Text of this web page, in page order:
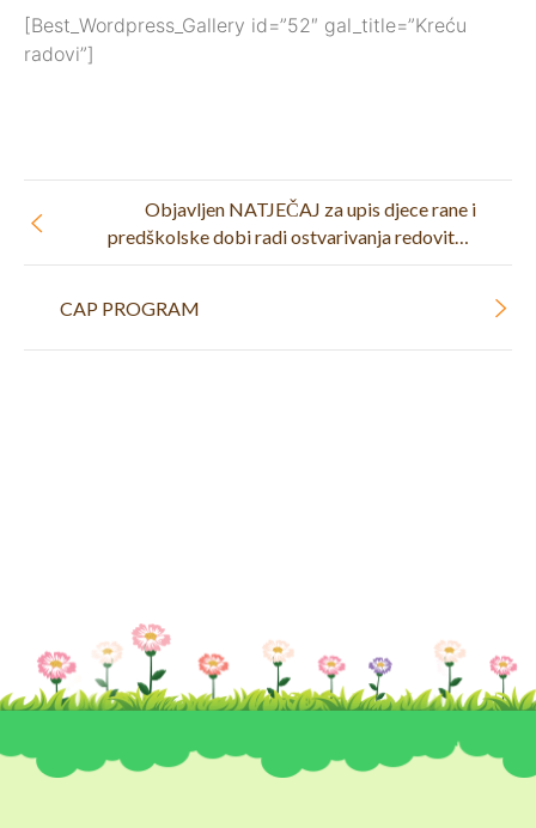
[Best_Wordpress_Gallery id=”52″ gal_title=”Kreću
radovi”]
CAP PROGRAM
Objavljen NATJEČAJ za upis djece rane i
predškolske dobi radi ostvarivanja redovitog
programa u odgojno-obrazovnoj 2023./2024.